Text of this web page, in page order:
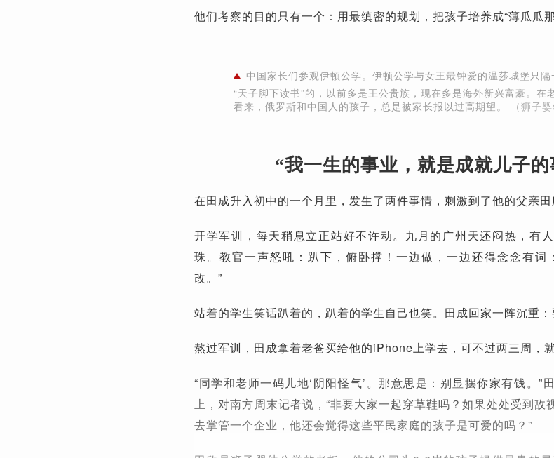
他们考察的目的只有一个：用最缜密的规划，把孩子培养成“薄瓜瓜那
中国家长们参观伊顿公学。伊顿公学与女王最钟爱的温莎城堡只
“天子脚下读书”的，以前多是王公贵族，现在多是海外新兴富豪。在
看来，俄罗斯和中国人的孩子，总是被家长报以过高期望。
（狮子
“我一生的事业，就是成就儿子的
在田成升入初中的一个月里，发生了两件事情，刺激到了他的父亲田
开学军训，每天稍息立正站好不许动。九月的广州天还闷热，有
珠。教官一声怒吼：趴下，俯卧撑！一边做，一边还得念念有词
改。”
站着的学生笑话趴着的，趴着的学生自己也笑。田成回家一阵沉重
熬过军训，田成拿着老爸买给他的iPhone上学去，可不过两三周，就
“同学和老师一码儿地‘阴阳怪气’。那意思是：别显摆你家有钱。”
上，对南方周末记者说，“非要大家一起穿草鞋吗？如果处处受到敌
去掌管一个企业，他还会觉得这些平民家庭的孩子是可爱的吗？”